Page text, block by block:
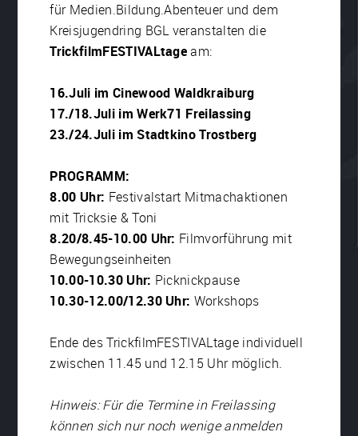
für Medien.Bildung.Abenteuer und dem
Kreisjugendring BGL veranstalten die
TrickfilmFESTIVALtageam:
16.Juli im Cinewood Waldkraiburg
17./18.Juli im Werk71 Freilassing
23./24.Juli im Stadtkino Trostberg
PROGRAMM:
8.00 Uhr: Festivalstart Mitmachaktionen
mit Tricksie & Toni
8.20/8.45-10.00 Uhr: Filmvorführung mit
Bewegungseinheiten
10.00-10.30 Uhr: Picknickpause
10.30-12.00/12.30 Uhr: Workshops
Ende des TrickfilmFESTIVALtage individuell
zwischen 11.45 und 12.15 Uhr möglich.
Hinweis: Für die Termine in Freilassing
können sich nur noch wenige anmelden